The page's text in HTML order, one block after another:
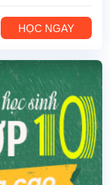
HỌC NGAY